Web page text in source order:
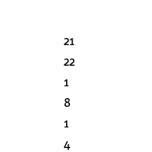
21
22
1
8
1
4